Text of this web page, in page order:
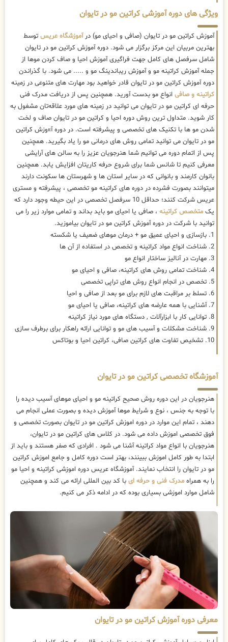
ویژگی های دوره آموزشی کراتین مو در تایوان
آموزش کراتین مو در تایوان (صافی و احیای مو) درآموزشگاه عریس توسط
بهترین مربیان این مرکز برگزار می شود. دوره آموزش کراتین مو در تایوان
شامل سرفصل های کامل جهت فراگیری آموزش احیا و صاف کردن موها از
جمله آموزش کراتینه مو و آموزش ریباندینگ مو و ..... می شود. با گذراندن
دوره آموزش کراتین مو در تایوان قادر خواهید بود مهارت های متنوعی در زمینه
کراتینه و صافی انواع مو بدست آورید. همچنین پس از دریافت مدرک فنی
حرفه ای کراتین مو در تایوان می توانید در زمینه های مورد علاقه‌تان مشغول به
کار شوید. متداول ترین روش دوره احیا و کراتین مو در تایوان صاف و لخت
شدن مو ها با تکنیک های تخصصی و پیشرفته است. در دوره آ»وزش کراتین
مو در تایوان می توانید تمامی روش های درمانی مو را یاد بگیرید. همچنین
پس از اتمام دوره می توانیم شما هنرجویان عزیز را به سالن های آرایشی
معرفی کنیم تا شانس شما برای شروع حرفه کاریتان افزایش یابد. همچنین
بانوان کارمند و بانوانی که در سایر استان ها و شهرستان ها سکونت دارند
میتوانند بصورت فشرده در دوره های کراتینه مو تخصصی ، پیشرفته و مستری
عریس شرکت کنند؛ حداقل 10 سرفصل تخصصی در این حیطه وجود دارد که
یک متخصص کراتینه ، صافی یا احیای مو باید بداند و تمامی موارد زیر را می
توانید با شرکت در دوره آموزش کراتین مو در تایوان بیاموزید.
1. بازسازی و احیای عمیق مو + درمان موهای ضعیف یا شکسته
2. شناخت انواع مواد کراتینه و تخصص در استفاده از آن ها
3. مهارت در آنالیز ساختار انواع مو
4. شناخت تمامی روش های کراتینه، صافی و احیای مو
5. تخصص در انجام انواع روش های تراپی تخصصی
6. تسلط بر مراقبت های لازم برای مو بعد از صافی و احیا
7. آشنایی با همه عارضه های کراتینه، صافی یا احیای مو
8. توانایی کار با ابزارآلات , دستگاه های مورد نیاز کراتینه
9. شناخت مشکلات و آسیب های مو و توانایی ارائه راهکار برای برطرف سازی
10. تشخیص تفاوت های کراتین صافی، کراتین احیا و بوتاکس
آموزشگاه تخصصی کراتین مو در تایوان
هنرجویان در این دوره روش صحیح کراتینه مو و احیای موهای آسیب دیده را
با توجه به جنس ، نوع و شرایط موها آموزش دیده و بصورت عملی انجام می
دهند ، تمام این موارد در دوره اموزش کراتین مو در تایوان بصورت تخصصی و
فوق تخصصی اموزش داده می شود. در کلاس های کراتین مو در تایوان،
هنرجویان با انواع مواد کراتینه آشنا می شود . افرادی که صفر هستند و باید از
ابتدا به طور کامل اموزش ببینند، بهتر است دوره کامل و جامع اموزش کراتین
مو در تایوان را انتخاب نمایند. آموزشگاه عریس دوره اموزشی کراتینه و احیا مو
را به همراه مدرک فنی و حرفه ای با کد بین المللی ارائه می کند و همچنین
شامل موارد اموزشی بسیاری بوده که در ادامه ذکر می کنیم.
معرفی دوره آموزش کراتین مو در تایوان